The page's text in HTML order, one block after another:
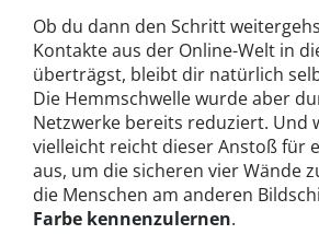
Ob du dann den Schritt
Kontakte aus der Online-Welt in
überträgst, bleibt dir natürlich
Die Hemmschwelle wurde aber
Netzwerke bereits reduziert. Und
vielleicht reicht dieser Anstoß für
aus, um die sicheren vier Wände
die Menschen am anderen
Farbe kennenzulernen.